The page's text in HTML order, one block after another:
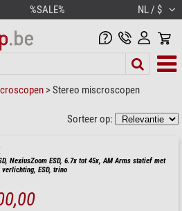
%SALE% NL / $
>Stereo miscroscopen
Sorteer op:
NexiusZoom ESD, 6.7x tot 45x, AM Arms statief met
verlichting, ESD, trino